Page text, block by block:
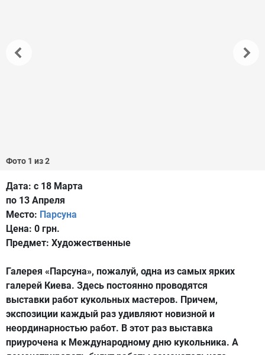
Фото 1 из 2
Дата: с 18 Марта
по 13 Апреля
Место: Парсуна
Цена: 0 грн.
Предмет: Художественные
Галерея «Парсуна», пожалуй, одна из самых ярких
галерей Киева. Здесь постоянно проводятся
выставки работ кукольных мастеров. Причем,
экспозиции каждый раз удивляют новизной и
неординарностью работ. В этот раз выставка
приурочена к Международному дню кукольника. А